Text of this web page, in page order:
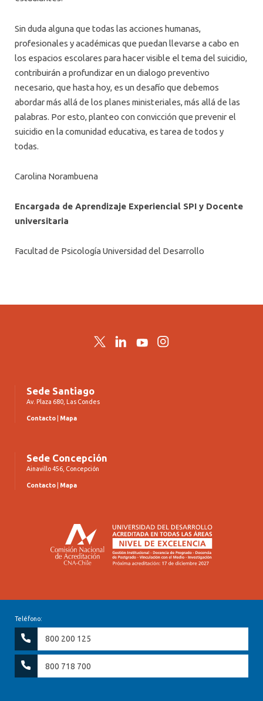
Sin duda alguna que todas las acciones humanas,
profesionales y académicas que puedan llevarse a cabo en
los espacios escolares para hacer visible el tema del suicidio,
contribuirán a profundizar en un dialogo preventivo
necesario, que hasta hoy, es un desafío que debemos
abordar más allá de los planes ministeriales, más allá de las
palabras. Por esto, planteo con convicción que prevenir el
suicidio en la comunidad educativa, es tarea de todos y
todas.
Carolina Norambuena
Encargada de Aprendizaje Experiencial SPI y Docente
universitaria
Facultad de Psicología Universidad del Desarrollo
TwitterLinkedInYouTubeInstagram
Sede Santiago
Av. Plaza 680, Las Condes
Contacto Mapa
Sede Concepción
Ainavillo 456, Concepción
Contacto Mapa
Teléfono:
800 200 125
800 718 700